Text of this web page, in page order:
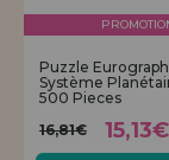
Puzzle
Système
500 Pieces
16,81€
15,13€